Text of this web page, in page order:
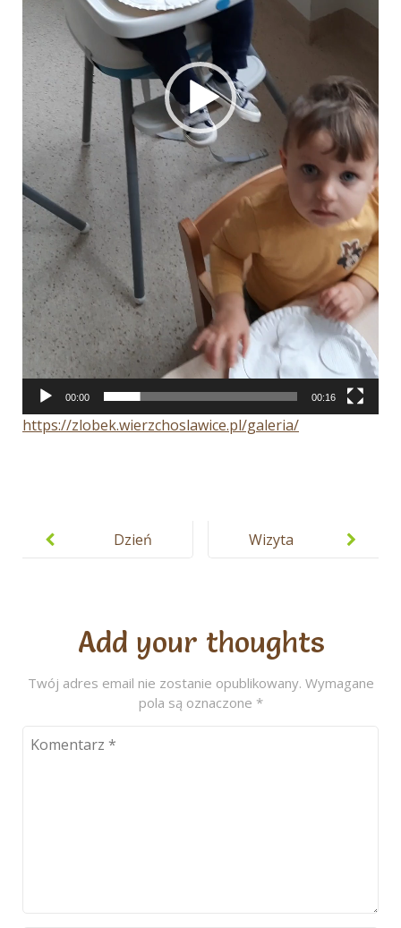
00:00 00:16
https://zlobek.wierzchoslawice.pl/galeria/
wpisu
Dzień
Wizyta
Add your thoughts
Twój adres email nie zostanie opublikowany. Wymagane
pola są oznaczone *